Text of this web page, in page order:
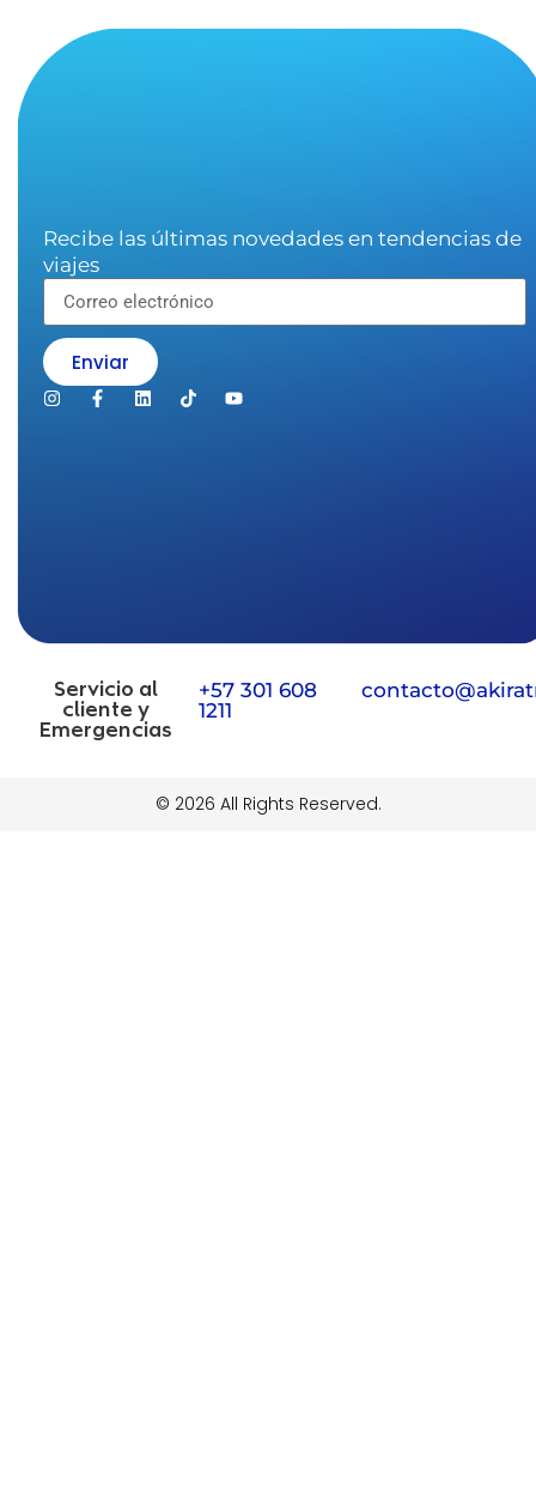
Recibe las últimas novedades en tendencias de
viajes
Enviar
Servicio al
cliente y
Emergencias
+57 301 608
1211
© 2026 All Rights Reserved.